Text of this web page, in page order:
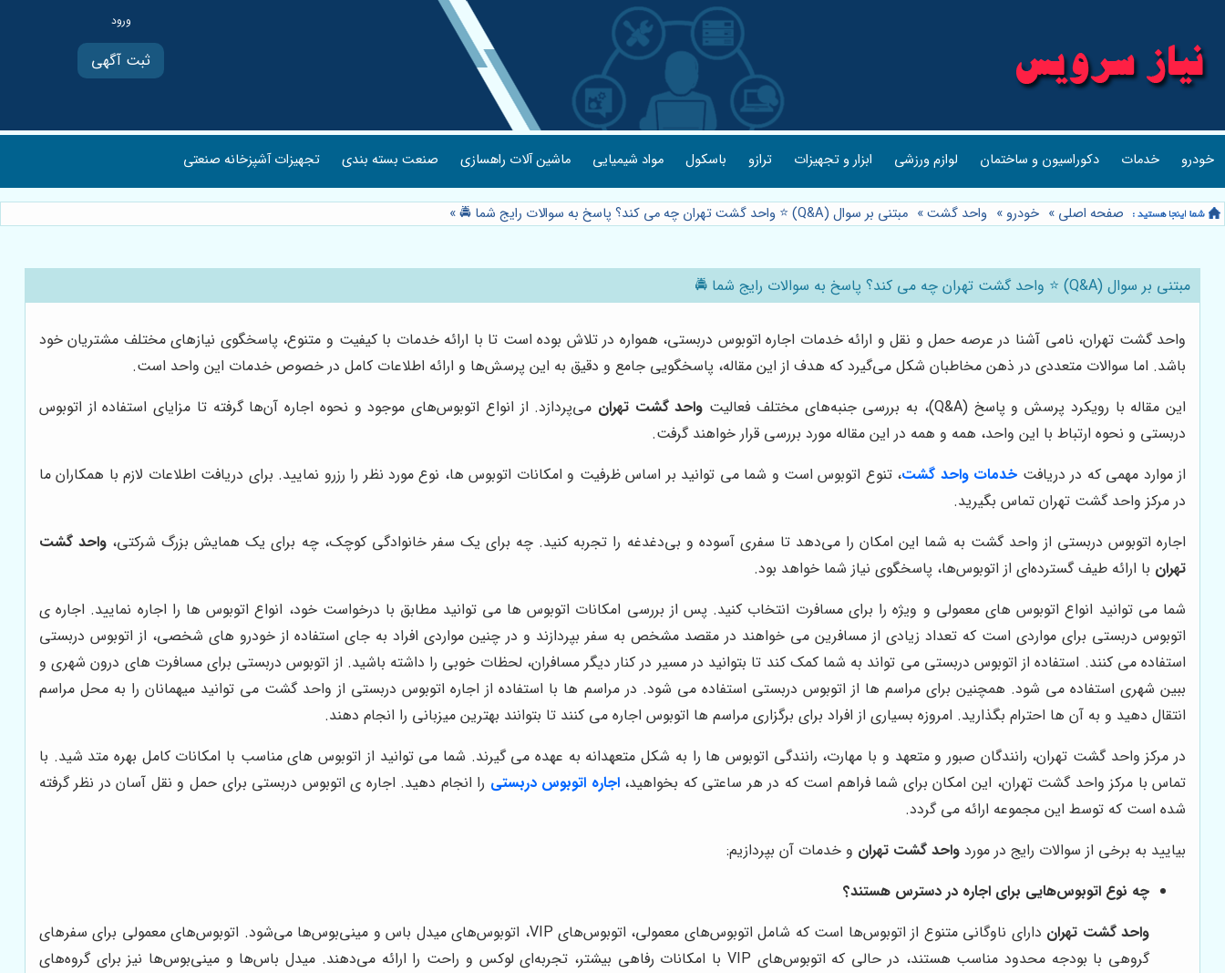
ثبت آگهی
خودرو خدمات دکوراسیون و ساختمان لوازم ورزشی ابزار و تجهیزات ترازو باسکول مواد شیمیایی ماشین آلات راهسازی صنعت بسته بندی تجهیزات آشپزخانه صنعتی
صفحه اصلی » خودرو » واحد گشت» مبتنی بر سوال (Q&A) ⭐️ واحد گشت تهران چه می کند؟ پاسخ به سوالات رایج شما 🚔 »
مبتنی بر سوال (Q&A) ⭐️ واحد گشت تهران چه می کند؟ پاسخ به سوالات رایج شما 🚔
واحد گشت تهران، نامی آشنا در عرصه حمل و نقل و ارائه خدمات اجاره اتوبوس دربستی، همواره در تلاش بوده است تا با ارائه خدمات با کیفیت و متنوع، پاسخگوی نیازهای مختلف مشتریان خود
باشد. اما سوالات متعددی در ذهن مخاطبان شکل می‌گیرد که هدف از این مقاله، پاسخگویی جامع و دقیق به این پرسش‌ها و ارائه اطلاعات کامل در خصوص خدمات این واحد است.
این مقاله با رویکرد پرسش و پاسخ (Q&A)، به بررسی جنبه‌های مختلف فعالیت
واحد گشت تهران می‌پردازد. از انواع اتوبوس‌های موجود و نحوه اجاره آن‌ها گرفته تا مزایای استفاده از اتوبوس
دربستی و نحوه ارتباط با این واحد، همه و همه در این مقاله مورد بررسی قرار خواهند گرفت.
از موارد مهمی که در دریافت خدمات واحد گشت، تنوع اتوبوس است و شما می توانید بر اساس ظرفیت و امکانات اتوبوس ها، نوع مورد نظر را رزرو نمایید. برای دریافت اطلاعات لازم با همکاران ما
در مرکز واحد گشت تهران تماس بگیرید.
اجاره اتوبوس دربستی از واحد گشت به شما این امکان را می‌دهد تا سفری آسوده و بی‌دغدغه را تجربه کنید. چه برای یک سفر خانوادگی کوچک، چه برای یک همایش بزرگ شرکتی،واحد گشت
تهران با ارائه طیف گسترده‌ای از اتوبوس‌ها، پاسخگوی نیاز شما خواهد بود.
شما می توانید انواع اتوبوس های معمولی و ویژه را برای مسافرت انتخاب کنید. پس از بررسی امکانات اتوبوس ها می توانید مطابق با درخواست خود، انواع اتوبوس ها را اجاره نمایید. اجاره ی
اتوبوس دربستی برای مواردی است که تعداد زیادی از مسافرین می خواهند در مقصد مشخص به سفر بپردازند و در چنین مواردی افراد به جای استفاده از خودرو های شخصی، از اتوبوس دربستی
استفاده می کنند. استفاده از اتوبوس دربستی می تواند به شما کمک کند تا بتوانید در مسیر در کنار دیگر مسافران، لحظات خوبی را داشته باشید. از اتوبوس دربستی برای مسافرت های درون شهری و
ببین شهری استفاده می شود. همچنین برای مراسم ها از اتوبوس دربستی استفاده می شود. در مراسم ها با استفاده از اجاره اتوبوس دربستی از واحد گشت می توانید میهمانان را به محل مراسم
انتقال دهید و به آن ها احترام بگذارید. امروزه بسیاری از افراد برای برگزاری مراسم ها اتوبوس اجاره می کنند تا بتوانند بهترین میزبانی را انجام دهند.
در مرکز واحد گشت تهران، رانندگان صبور و متعهد و با مهارت، رانندگی اتوبوس ها را به شکل متعهدانه به عهده می گیرند. شما می توانید از اتوبوس های مناسب با امکانات کامل بهره متد شید. با
تماس با مرکز واحد گشت تهران، این امکان برای شما فراهم است که در هر ساعتی که بخواهید،اجاره اتوبوس دربستی را انجام دهید. اجاره ی اتوبوس دربستی برای حمل و نقل آسان در نظر گرفته
شده است که توسط این مجموعه ارائه می گردد.
بیایید به برخی از سوالات رایج در مورد واحد گشت تهران و خدمات آن بپردازیم:
چه نوع اتوبوس‌هایی برای اجاره در دسترس هستند؟
واحد گشت تهران
دارای ناوگانی متنوع از اتوبوس‌ها است که شامل اتوبوس‌های معمولی، اتوبوس‌های VIP، اتوبوس‌های میدل باس و مینی‌بوس‌ها می‌شود. اتوبوس‌های معمولی برای سفرهای
گروهی با بودجه محدود مناسب هستند، در حالی که اتوبوس‌های VIP با امکانات رفاهی بیشتر، تجربه‌ای لوکس و راحت را ارائه می‌دهند. میدل باس‌ها و مینی‌بوس‌ها نیز برای گروه‌های